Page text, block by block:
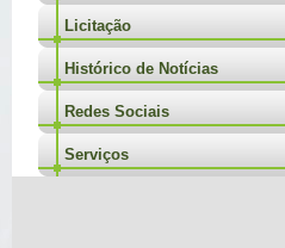
Licitação
Histórico de Notícias
Redes Sociais
Serviços